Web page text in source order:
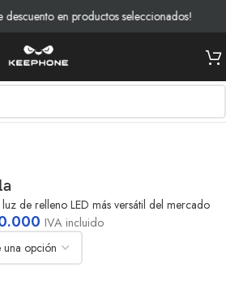
en productos seleccionados!
Video/Luces
de relleno LED más versátil del mercado
IVA incluido